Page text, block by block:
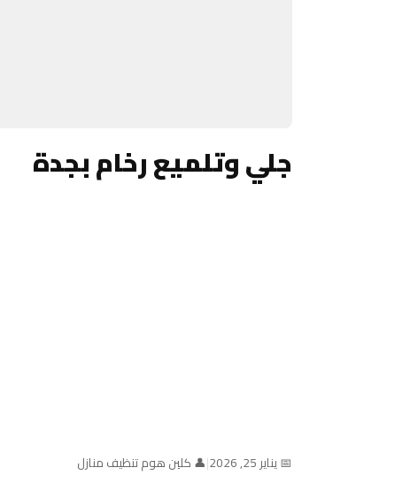
جلي وتلميع رخام بجدة
📅 يناير 25, 2026 |👤 كلين هوم تنظيف منازل